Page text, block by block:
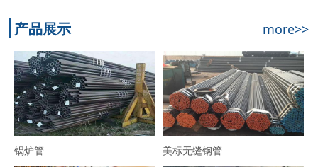
产品展示 more>>
锅炉管 美标无缝钢管